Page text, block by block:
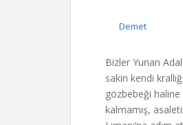
Demet
Bizler Yunan
sakin kendi
gözbebeği
kalmamış,